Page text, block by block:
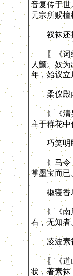
音复传于世
元宗所赐
衩袜还提
〖《词综
人颤。奴
年，始议立
柔仪殿内
〖《清异
主于群花
巧笑明眸
〖马令《
掌墨宝而已
椒寝香埋
〖《南唐
右，无知者
凌波素袜
〖《道山
状，著素袜